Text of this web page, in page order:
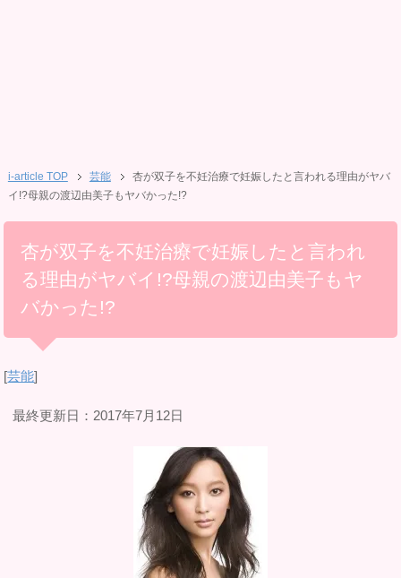
i-article TOP 芸能
杏が双子を不妊治療で妊娠したと言われる理由がヤバ
イ!?母親の渡辺由美子もヤバかった!?
杏が双子を不妊治療で妊娠したと言われ
る理由がヤバイ!?母親の渡辺由美子もヤ
バかった!?
[芸能]
最終更新日：2017年7月12日